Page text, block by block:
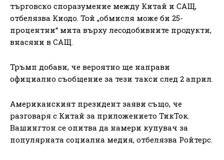
търговско споразумение между Китай и САЩ,
отбелязва Киодо. Той „обмисля може би 25-
процентни“ мита върху лесодобивните продукти,
внасяни в САЩ.
Тръмп добави, че вероятно ще направи
официално съобщение за тези такси след 2 април.
Американският президент заяви също, че
разговаря с Китай за приложението ТикТок.
Вашингтон се опитва да намери купувач за
популярната социална медия, отбелязва Ройтерс.